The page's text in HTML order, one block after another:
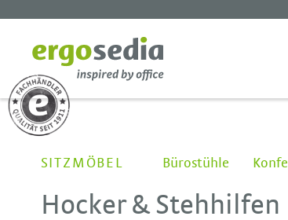
SITZMÖBEL Bürostühle
Hocker & Stehhilfen